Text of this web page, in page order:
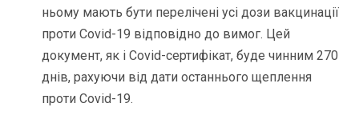
ньому мають бути перелічені усі дози вакцинації
проти Covid-19 відповідно до вимог. Цей
документ, як і Covid-сертифікат, буде чинним 270
днів, рахуючи від дати останнього щеплення
проти Covid-19.